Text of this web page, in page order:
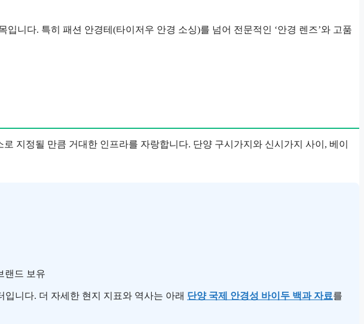
니다. 특히 패션 안경테(타이저우 안경 소싱)를 넘어 전문적인 ‘안경 렌즈’와 고품
지정될 만큼 거대한 인프라를 자랑합니다. 단양 구시가지와 신시가지 사이, 베이
랜드 보유
니다. 더 자세한 현지 지표와 역사는 아래 단양 국제 안경성 바이두 백과 자료를